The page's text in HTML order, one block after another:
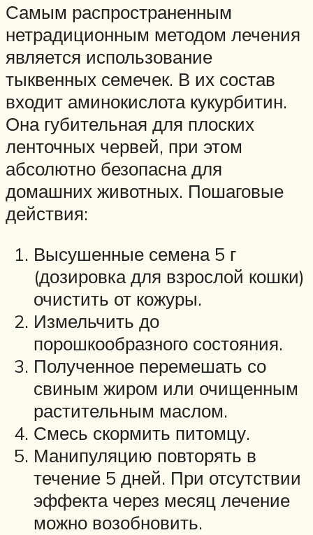
Самым распространенным
нетрадиционным методом лечения
является использование
тыквенных семечек. В их состав
входит аминокислота кукурбитин.
Она губительная для плоских
ленточных червей, при этом
абсолютно безопасна для
домашних животных. Пошаговые
действия:
Высушенные семена 5 г
(дозировка для взрослой кошки)
очистить от кожуры.
Измельчить до
порошкообразного состояния.
Полученное перемешать со
свиным жиром или очищенным
растительным маслом.
Смесь скормить питомцу.
Манипуляцию повторять в
течение 5 дней. При отсутствии
эффекта через месяц лечение
можно возобновить.